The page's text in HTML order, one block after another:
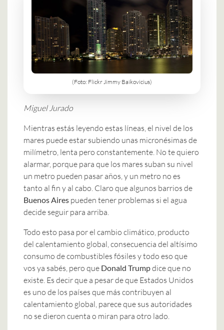
(Foto: Flickr Jimmy Baikovicius)
Miguel Jurado
Mientras estás leyendo estas líneas, el nivel de los
mares puede estar subiendo unas micronésimas de
milímetro, lenta pero constantemente. No te quiero
alarmar, porque para que los mares suban su nivel
un metro pueden pasar años, y un metro no es
tanto al fin y al cabo. Claro que algunos barrios de
Buenos Aires pueden tener problemas si el agua
decide seguir para arriba.
Todo esto pasa por el cambio climático, producto
del calentamiento global, consecuencia del altísimo
consumo de combustibles fósiles y todo eso que
vos ya sabés, pero que Donald Trumpdice que no
existe. Es decir que a pesar de que Estados Unidos
es uno de los países que más contribuyen al
calentamiento global, parece que sus autoridades
no se dieron cuenta o miran para otro lado.